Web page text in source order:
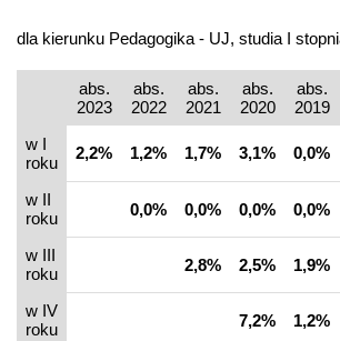
dla kierunku Pedagogika - UJ, studia I
abs.
2023
abs.
2022
abs.
2021
abs.
2020
abs.
2019
w I
roku
2,2% 1,2% 1,7% 3,1% 0,0%
w II
roku
0,0% 0,0% 0,0% 0,0%
w III
roku
2,8% 2,5% 1,9%
w IV
roku
7,2% 1,2%